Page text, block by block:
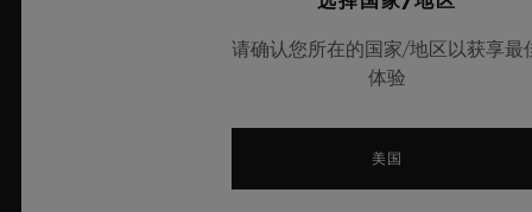
出宇舶表在开创性材质应用与卓越设计领域的深厚造诣，将夏日晴
请确认您所在的国家/地区以获享最
体验
美国